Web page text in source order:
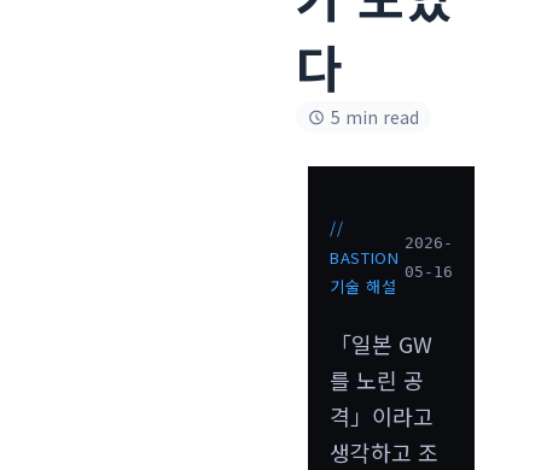
다
5 min read
//
BASTION
기술 해설
2026-
05-16
「일본 GW
를 노린 공
격」이라고
생각하고 조